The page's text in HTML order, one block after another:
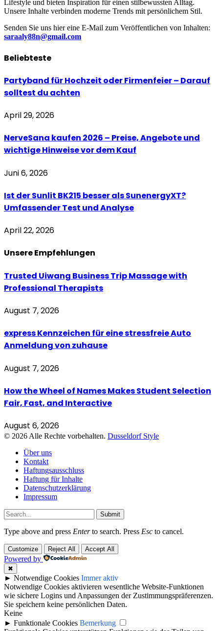
Lifestyle und bieten Inspiration für einen stilbewussten Alltag.
Unsere Inhalte verbinden moderne Trends mit persönlichem Stil.
Senden Sie uns hier eine E-Mail zum Veröffentlichen von Inhalten:
saraaly88n@gmail.com
Beliebteste
Partyband für Hochzeit oder Firmenfeier – Darauf
solltest du achten
April 29, 2026
NerveSana kaufen 2026 – Preise, Angebote und
wichtige Hinweise vor dem Kauf
Juni 6, 2026
Ist der Sunlit BK215 besser als SunenergyXT?
Umfassender Test und Analyse
April 22, 2026
UnsereEmpfehlungen
Trusted Uiwang Business Trip Massage with
Professional Therapists
August 7, 2026
express Kennzeichen für eine stressfreie Auto
Anmeldung von zuhause
August 7, 2026
How the Wheel of Names Makes Student Selection
Fair, Fast, and Interactive
August 6, 2026
© 2026 Alle Rechte vorbehalten. Dusseldorf Style
Über uns
Kontakt
Haftungsausschluss
Haftung für Inhalte
Datenschutzerklärung
Impressum
Submit
Type above and press Enterto search. Press Esc to cancel.
Customize Reject All Accept All
Powered by
✖
► Notwendige Cookies Immer aktiv
Notwendige Cookies aktivieren wesentliche Website-Funktionen
wie sichere Logins und Anpassungen der Zustimmungspräferenzen.
Sie speichern keine persönlichen Daten.
Keine
► Funktionale Cookies Bemerkung